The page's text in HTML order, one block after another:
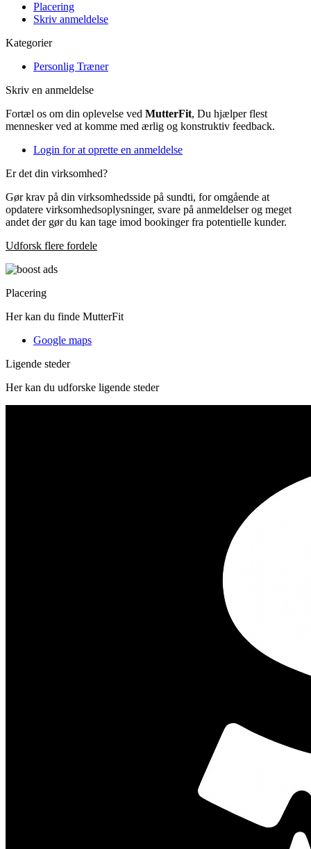
Placering
Skriv anmeldelse
Kategorier
Personlig Træner
Skriv en anmeldelse
Fortæl os om din oplevelse ved MutterFit, Du hjælper flest
mennesker ved at komme med ærlig og konstruktiv feedback.
Login for at oprette en anmeldelse
Er det din virksomhed?
Gør krav på din virksomhedsside på sundti, for omgående at
opdatere virksomhedsoplysninger, svare på anmeldelser og meget
andet der gør du kan tage imod bookinger fra potentielle kunder.
Udforsk flere fordele
Placering
Her kan du finde MutterFit
Google maps
Ligende steder
Her kan du udforske ligende steder